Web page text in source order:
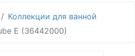
Коллекции для ванной
E (36442000)